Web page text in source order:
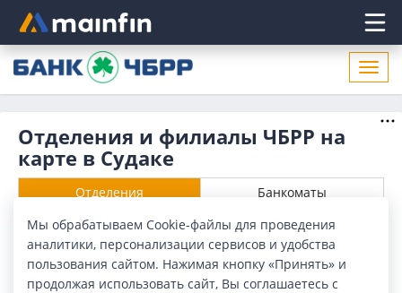
Главное меню
Отделения и филиалы ЧБРР на
карте в Судаке
Отделения Банкоматы
Все банки Карта Список
Город:Судак
Мы обрабатываем Cookie-файлы для проведения
аналитики, персонализации сервисов и удобства
пользования сайтом. Нажимая кнопку «Принять» и
продолжая использовать сайт, Вы соглашаетесь с